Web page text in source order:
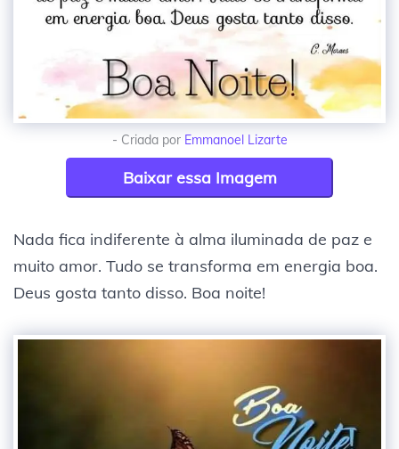
- Criada por Emmanoel Lizarte
Baixar essa Imagem
Nada fica indiferente à alma iluminada de paz e
muito amor. Tudo se transforma em energia boa.
Deus gosta tanto disso. Boa noite!